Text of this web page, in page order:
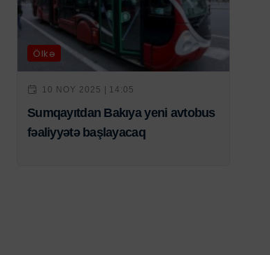
Ölkə
10 NOY 2025 | 14:05
Sumqayıtdan Bakıya yeni avtobus
fəaliyyətə başlayacaq